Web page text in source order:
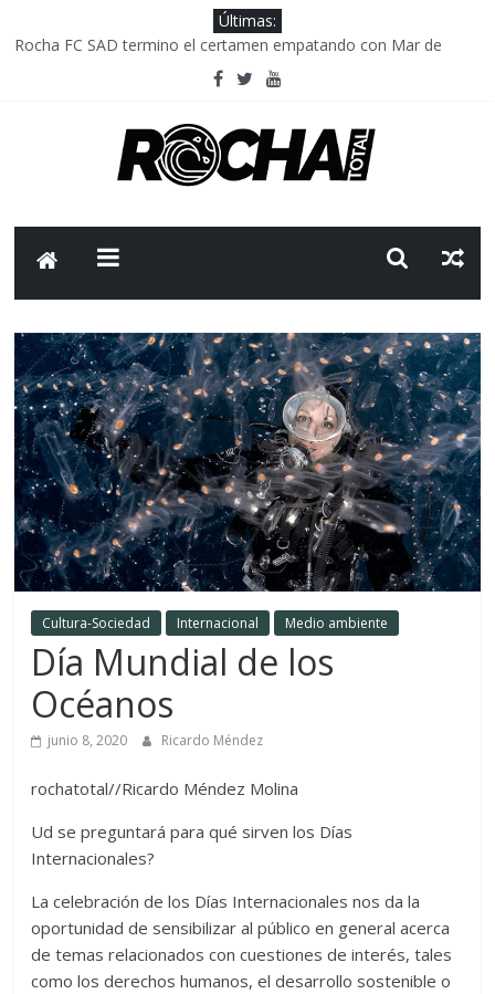
Últimas:
Rocha FC SAD termino el certamen empatando con Mar de
Delegación parlamentaria uruguaya llega a Israel; el Frente
Caso Charles Carrera: la causa que sobrevivió al paso del tiempo
Criminalidad en Uruguay: menos delitos,los homicidios son lo
Cultura-Sociedad Internacional Medio ambiente
Día Mundial de los
Océanos
junio 8, 2020 Ricardo Méndez
rochatotal//Ricardo Méndez Molina
Ud se preguntará para qué sirven los Días
Internacionales?
La celebración de los Días Internacionales nos da la
oportunidad de sensibilizar al público en general acerca
de temas relacionados con cuestiones de interés, tales
como los derechos humanos, el desarrollo sostenible o